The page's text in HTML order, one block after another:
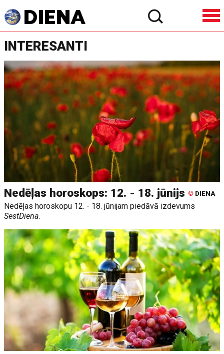
INTERESANTI
Nedēļas horoskops: 12. - 18. jūnijs © DIENA
Nedēļas horoskopu 12. - 18. jūnijam piedāvā izdevums
SestDiena.